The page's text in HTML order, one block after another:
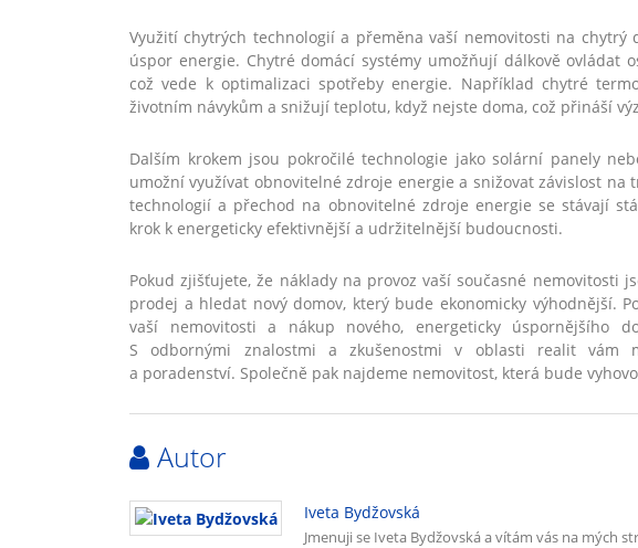
Využití chytrých technologií a přeměna vaší nemovitosti na
úspor energie. Chytré domácí systémy umožňují dálkově ovládat
což vede k optimalizaci spotřeby energie. Například chytré
životním návykům a snižují teplotu, když nejste doma, což přináší
Dalším krokem jsou pokročilé technologie jako solární panely
umožní využívat obnovitelné zdroje energie a snižovat závislost
technologií a přechod na obnovitelné zdroje energie se stávají
krok k energeticky efektivnější a udržitelnější budoucnosti.
Pokud zjišťujete, že náklady na provoz vaší současné nemovitosti
prodej a hledat nový domov, který bude ekonomicky výhodnější.
vaší nemovitosti a nákup nového, energeticky úspornějšího
S odbornými znalostmi a zkušenostmi v oblasti realit vám
a poradenství. Společně pak najdeme nemovitost, která bude
Autor
Iveta Bydžovská
Jmenuji se Iveta Bydžovská a vítám vás na mých